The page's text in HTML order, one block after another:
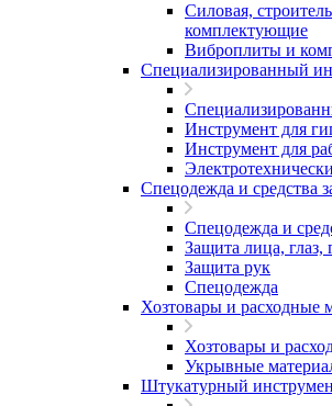
Силовая,
комплектующие
Виброплиты и
Специализированный
Инструмент для
Инструмент для
Спецодежда и средства
Спецодежда и
Защита лица, глаз,
Защита рук
Спецодежда
Хозтовары и расходные
Хозтовары и
Укрывные
Штукатурный